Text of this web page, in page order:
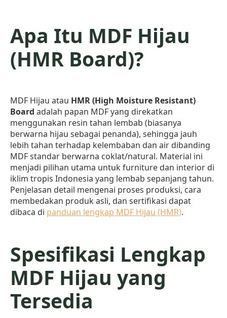
Apa Itu MDF Hijau
(HMR Board)?
MDF Hijau atau HMR (High Moisture Resistant)
Board adalah papan MDF yang direkatkan
menggunakan resin tahan lembab (biasanya
berwarna hijau sebagai penanda), sehingga jauh
lebih tahan terhadap kelembaban dan air dibanding
MDF standar berwarna coklat/natural. Material ini
menjadi pilihan utama untuk furniture dan interior di
iklim tropis Indonesia yang lembab sepanjang tahun.
Penjelasan detail mengenai proses produksi, cara
membedakan produk asli, dan sertifikasi dapat
dibaca di panduan lengkap MDF Hijau (HMR).
Spesifikasi Lengkap
MDF Hijau yang
Tersedia